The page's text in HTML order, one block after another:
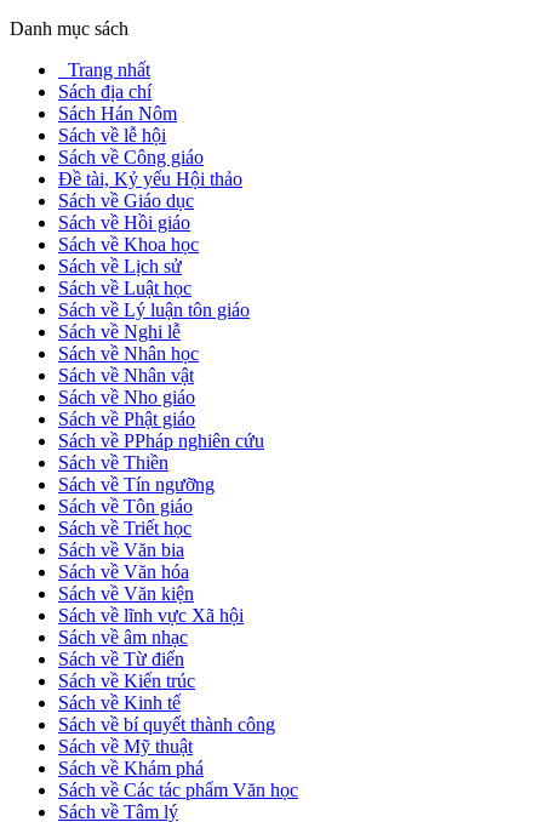
Danh mục sách
Trang nhất
Sách địa chí
Sách Hán Nôm
Sách về lễ hội
Sách về Công giáo
Đề tài, Kỷ yếu Hội thảo
Sách về Giáo dục
Sách về Hồi giáo
Sách về Khoa học
Sách về Lịch sử
Sách về Luật học
Sách về Lý luận tôn giáo
Sách về Nghi lễ
Sách về Nhân học
Sách về Nhân vật
Sách về Nho giáo
Sách về Phật giáo
Sách về PPháp nghiên cứu
Sách về Thiền
Sách về Tín ngưỡng
Sách về Tôn giáo
Sách về Triết học
Sách về Văn bia
Sách về Văn hóa
Sách về Văn kiện
Sách về lĩnh vực Xã hội
Sách về âm nhạc
Sách về Từ điển
Sách về Kiến trúc
Sách về Kinh tế
Sách về bí quyết thành công
Sách về Mỹ thuật
Sách về Khám phá
Sách về Các tác phẩm Văn học
Sách về Tâm lý